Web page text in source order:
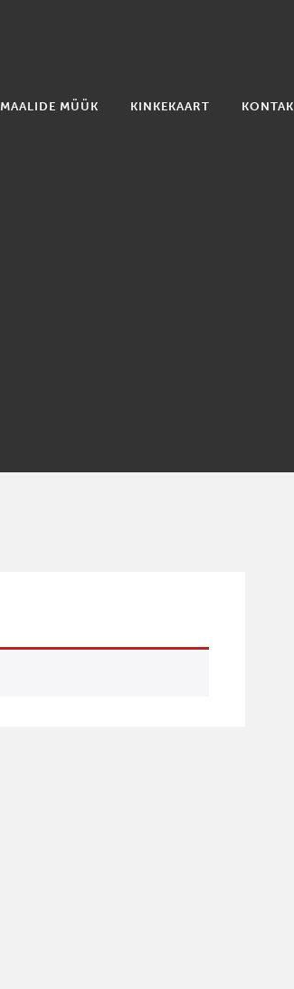
MAALIDE MÜÜK KINKEKAART